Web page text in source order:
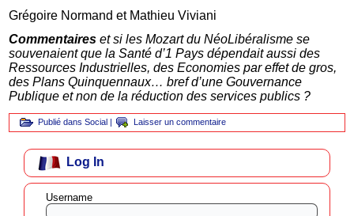
Grégoire Normand et Mathieu Viviani
Commentaires et si les Mozart du NéoLibéralisme se
souvenaient que la Santé d’1 Pays dépendait aussi des
Ressources Industrielles, des Economies par effet de gros,
des Plans Quinquennaux… bref d’une Gouvernance
Publique et non de la réduction des services publics ?
Publié dans Social Laisser un commentaire
Log In
Username